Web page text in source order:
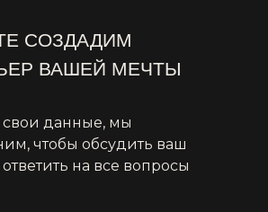
СОЗДАДИМ
ВАШЕЙ МЕЧТЫ
свои данные, мы
чтобы обсудить ваш
на все вопросы